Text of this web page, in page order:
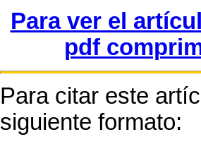
Para ver el
pdf
Para citar este
siguiente formato: